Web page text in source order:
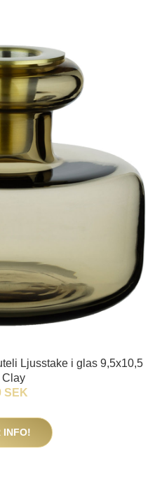
Ljusstake i glas 9,5x10,5
Clay
SEK
INFO!